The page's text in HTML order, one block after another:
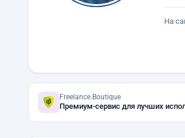
На
Freelance.Boutique
Премиум-сервис для лучших